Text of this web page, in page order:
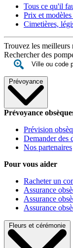
Tous ce qu'il
Prix et
Cimetières,
Trouvez les meilleurs
Rechercher des
Prévoyance
Prévoyance
Prévision
Demander des
Nos partenaires
Pour vous aider
Racheter un
Assurance
Assurance
Assurance
Fleurs et cérémonie